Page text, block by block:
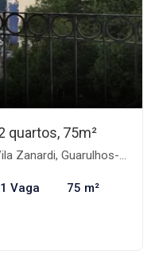
quartos, 75m²
Zanardi, Guarulhos-SP
1 Vaga 75 m²